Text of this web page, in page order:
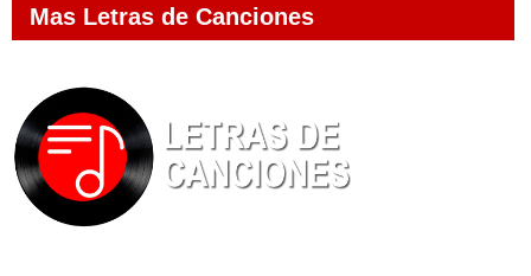
Mas Letras de Canciones